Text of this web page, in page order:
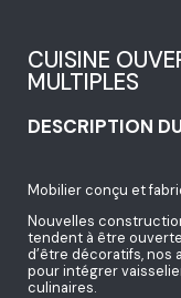
CUISINE
MULTIPLES
DESCRIPTION
Mobilier conçu et
Nouvelles
tendent à être
d’être décoratifs, nos
pour intégrer
culinaires.